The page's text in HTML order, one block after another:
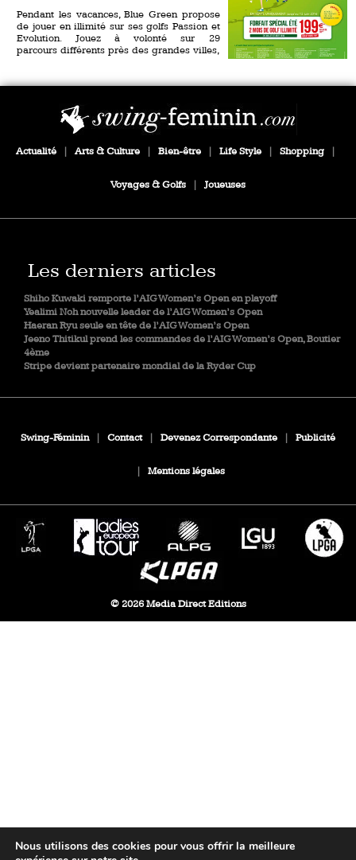
Pendant les vacances, Blue Green propose
de jouer en illimité sur ses golfs Passion et
Evolution. Jouez à volonté sur 29
parcours différents près des grandes villes,
Actualité Arts & Culture Bien-être Life Style Shopping
Voyages & Golfs Joueuses
Les derniers articles
Shiho Kuwaki remporte l’AIG Women’s Open en playoff
Yealimi Noh nouvelle leader de l’AIG Women’s Open
Haeran Ryu seule en tête de l’AIG Women’s Open
Jeeno Thitikul prend les commandes de l’AIG Women’s Open, Boutier
4ème
Stripe devient partenaire mondial de la Ryder Cup
Swing-Féminin Contact Devenez Correspondante Publicité
Mentions légales
© 2026 Media Direct Editions
Nous utilisons des cookies pour vous offrir la meilleure